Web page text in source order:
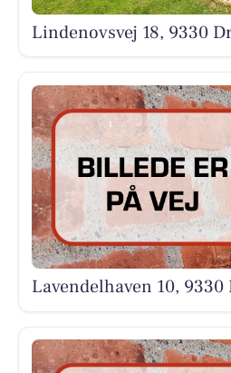
Lindenovsvej 18, 9330
Lavendelhaven 10,